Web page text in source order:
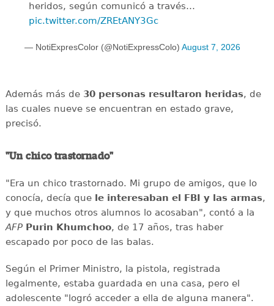
heridos, según comunicó a través…
pic.twitter.com/ZREtANY3Gc
— NotiExpresColor (@NotiExpressColo) August 7, 2026
Además más de 30 personas resultaron heridas, de
las cuales nueve se encuentran en estado grave,
precisó.
"Un chico trastornado"
"Era un chico trastornado. Mi grupo de amigos, que lo
conocía, decía que le interesaban el FBI y las armas,
y que muchos otros alumnos lo acosaban", contó a la
AFP Purin Khumchoo, de 17 años, tras haber
escapado por poco de las balas.
Según el Primer Ministro, la pistola, registrada
legalmente, estaba guardada en una casa, pero el
adolescente "logró acceder a ella de alguna manera".